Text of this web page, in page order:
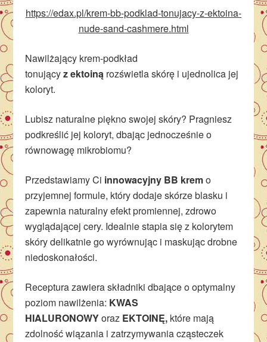
https://edax.pl/krem-bb-podklad-tonujacy-z-ektoina-
nude-sand-cashmere.html
Nawilżający krem-podkład
tonującyzektoiną rozświetla skórę i ujednolica jej
koloryt.
Lubisz naturalne piękno swojej skóry? Pragniesz
podkreślić jej koloryt, dbając jednocześnie o
równowagę mikrobiomu?
Przedstawiamy Ci innowacyjny BB kremo
przyjemnej formule, który dodaje skórze blasku i
zapewnia naturalny efekt promiennej, zdrowo
wyglądającej cery. Idealnie stapia się z kolorytem
skóry delikatnie go wyrównując i maskując drobne
niedoskonałości.
Receptura zawiera składniki dbające o optymalny
poziom nawilżenia: KWAS
HIALURONOWYoraz EKTOINĘ, które mają
zdolność wiązania i zatrzymywania cząsteczek